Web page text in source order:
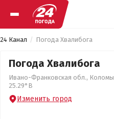
24 Канал Погода Хвалибога
Погода Хвалибога
Ивано-Франковская обл.,
25.29°В
Изменить город